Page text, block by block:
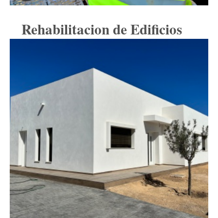
Rehabilitacion de Edificios